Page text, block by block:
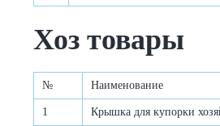
Хоз товары
№ Наименование
1 Крышка для купорки